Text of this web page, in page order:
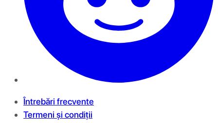
Întrebări frecvente
Termeni și condiții